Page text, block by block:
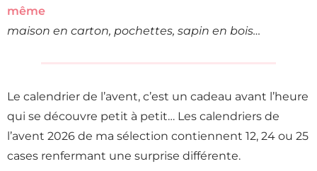
même
maison en carton, pochettes, sapin en bois…
Le calendrier de l’avent, c’est un cadeau avant l’heure
qui se découvre petit à petit… Les calendriers de
l’avent 2026 de ma sélection contiennent 12, 24 ou 25
cases renfermant une surprise différente.